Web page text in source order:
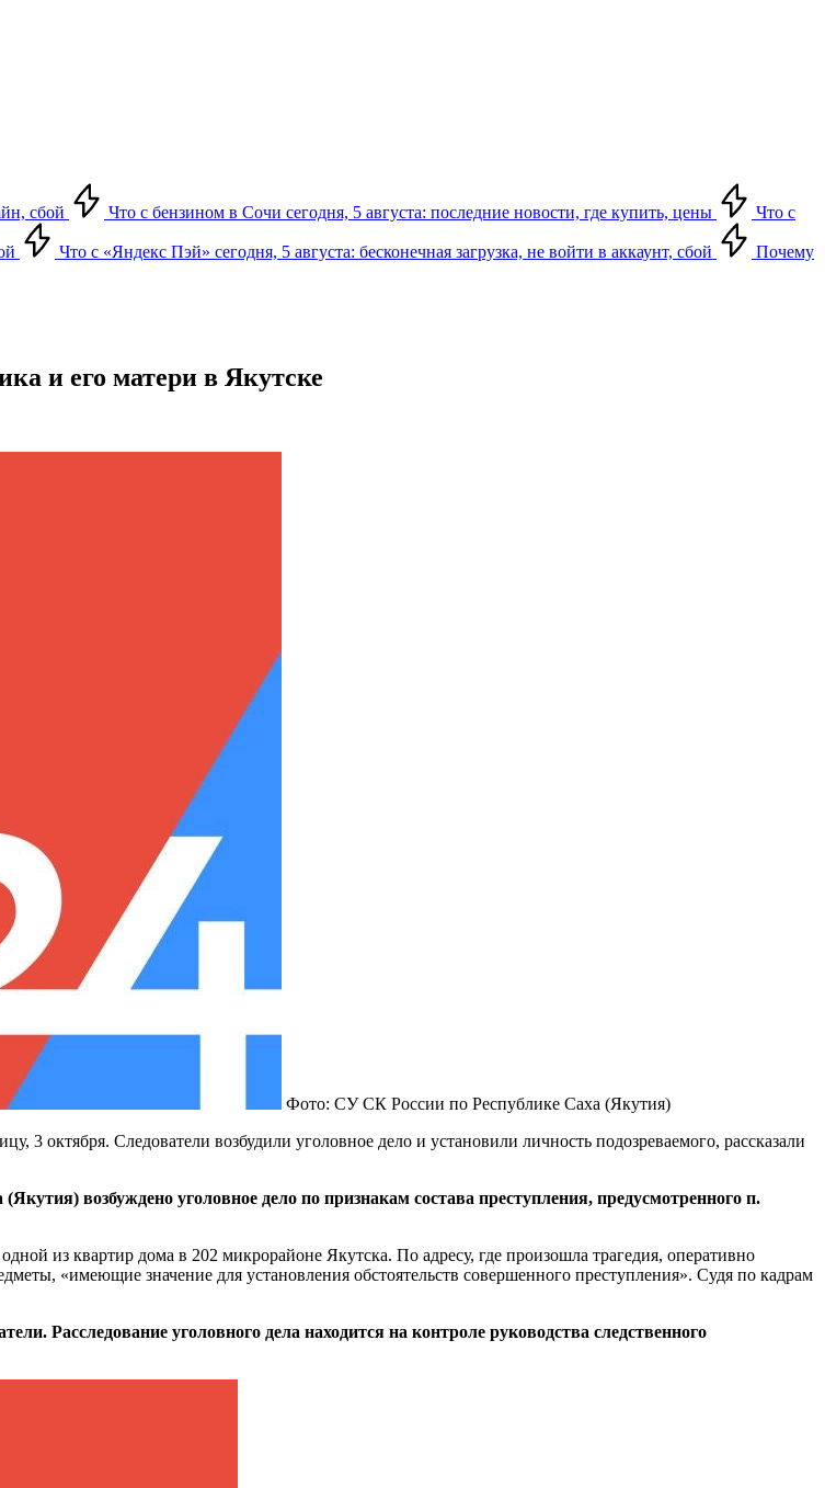
сбой Что с бензином в Сочи сегодня, 5 августа: последние новости, где купить, цены Что с
Что с «Яндекс Пэй» сегодня, 5 августа: бесконечная загрузка, не войти в аккаунт, сбой
Почему
и его матери в Якутске
Фото: СУ СК России по Республике Саха (Якутия)
октября. Следователи возбудили уголовное дело и установили личность подозреваемого, рассказали
возбуждено уголовное дело по признакам состава преступления, предусмотренного п.
из квартир дома в 202 микрорайоне Якутска. По адресу, где произошла трагедия, оперативно
«имеющие значение для установления обстоятельств совершенного преступления». Судя по кадрам
Расследование уголовного дела находится на контроле руководства следственного